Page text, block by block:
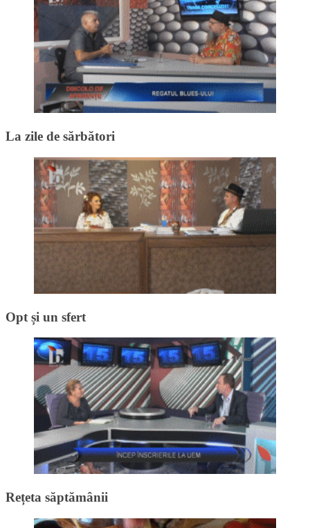
La zile de sărbători
Opt și un sfert
Rețeta săptămânii